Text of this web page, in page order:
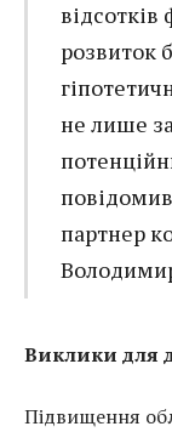
розвиток
не лише
партнер
Виклики для
Підвищення